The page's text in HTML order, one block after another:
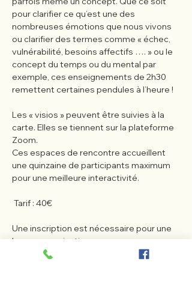
pour clarifier ce qu’est une des
nombreuses émotions que nous vivons
ou clarifier des termes comme « échec,
vulnérabilité, besoins affectifs …. » ou le
concept du temps ou du mental par
exemple, ces enseignements de 2h30
remettent certaines pendules à l’heure !
Les « visios » peuvent être suivies à la
carte. Elles se tiennent sur la plateforme
Zoom.
Ces espaces de rencontre accueillent
une quinzaine de participants maximum
pour une meilleure interactivité.
Tarif : 40€
Une inscription est nécessaire pour une
bonne organisation.